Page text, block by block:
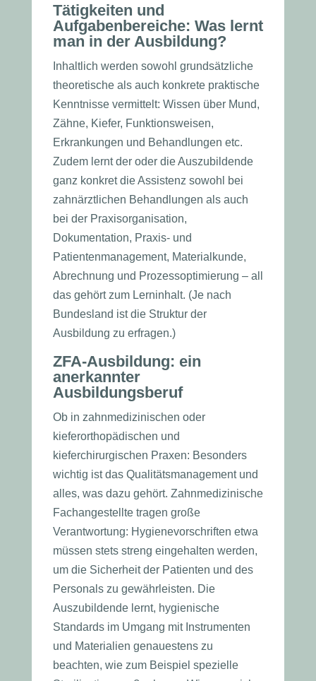
Tätigkeiten und
Aufgabenbereiche: Was lernt
man in der Ausbildung?
Inhaltlich werden sowohl grundsätzliche
theoretische als auch konkrete praktische
Kenntnisse vermittelt: Wissen über Mund,
Zähne, Kiefer, Funktionsweisen,
Erkrankungen und Behandlungen etc.
Zudem lernt der oder die Auszubildende
ganz konkret die Assistenz sowohl bei
zahnärztlichen Behandlungen als auch
bei der Praxisorganisation,
Dokumentation, Praxis- und
Patientenmanagement, Materialkunde,
Abrechnung und Prozessoptimierung – all
das gehört zum Lerninhalt. (Je nach
Bundesland ist die Struktur der
Ausbildung zu erfragen.)
ZFA-Ausbildung: ein
anerkannter
Ausbildungsberuf
Ob in zahnmedizinischen oder
kieferorthopädischen und
kieferchirurgischen Praxen: Besonders
wichtig ist das Qualitätsmanagement und
alles, was dazu gehört. Zahnmedizinische
Fachangestellte tragen große
Verantwortung: Hygienevorschriften etwa
müssen stets streng eingehalten werden,
um die Sicherheit der Patienten und des
Personals zu gewährleisten. Die
Auszubildende lernt, hygienische
Standards im Umgang mit Instrumenten
und Materialien genauestens zu
beachten, wie zum Beispiel spezielle